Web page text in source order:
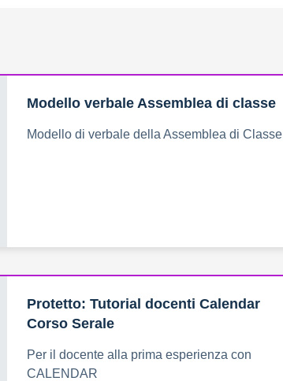
Modello verbale Assemblea di classe
Modello di verbale della Assemblea di Classe
Protetto: Tutorial docenti Calendar
Corso Serale
Per il docente alla prima esperienza con
CALENDAR